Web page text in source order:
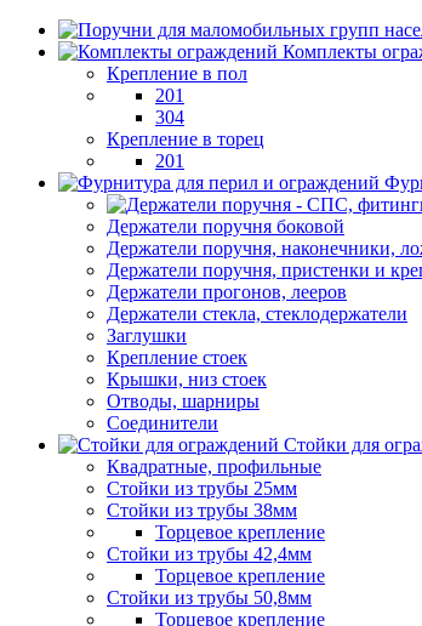
Комплекты
Крепление в пол
201
304
Крепление в торец
201
Держатели поручня боковой
Держатели поручня, наконечники,
Держатели поручня, пристенки и
Держатели прогонов, лееров
Держатели стекла, стеклодержатели
Заглушки
Крепление стоек
Крышки, низ стоек
Отводы, шарниры
Соединители
Стойки для
Квадратные, профильные
Стойки из трубы 25мм
Стойки из трубы 38мм
Торцевое крепление
Стойки из трубы 42,4мм
Торцевое крепление
Стойки из трубы 50,8мм
Торцевое крепление